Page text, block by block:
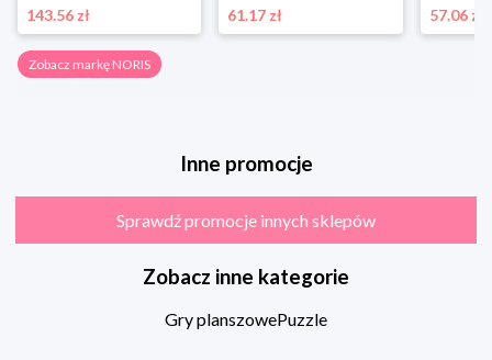
143.56 zł
61.17 zł
57.06 zł
Zobacz markę NORIS
Inne promocje
Sprawdź promocje innych sklepów
Zobacz inne kategorie
Gry planszowePuzzle